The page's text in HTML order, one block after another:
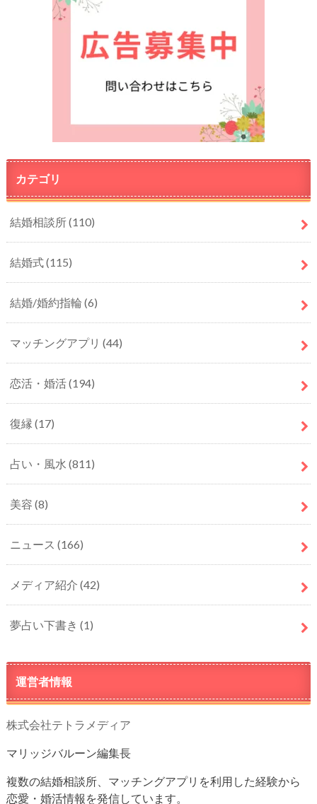
カテゴリ
結婚相談所(110)
結婚式(115)
結婚/婚約指輪 (6)
マッチングアプリ (44)
恋活・婚活(194)
復縁 (17)
占い・風水 (811)
美容 (8)
ニュース (166)
メディア紹介 (42)
夢占い下書き (1)
運営者情報
株式会社テトラメディア
マリッジバルーン編集長
複数の結婚相談所、マッチングアプリを利用した経験から
恋愛・婚活情報を発信しています。